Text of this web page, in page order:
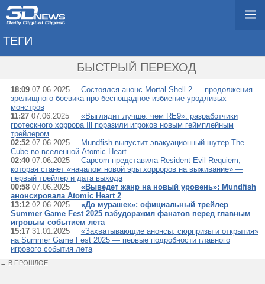
ТЕГИ
БЫСТРЫЙ ПЕРЕХОД
18:09 07.06.2025
Состоялся анонс Mortal Shell 2 — продолжения
зрелищного боевика про беспощадное избиение уродливых
монстров
11:27 07.06.2025
«Выглядит лучше, чем RE9»: разработчики
гротескного хоррора Ill поразили игроков новым геймплейным
трейлером
02:52 07.06.2025
Mundfish выпустит эвакуационный шутер The
Cube во вселенной Atomic Heart
02:40 07.06.2025
Capcom представила Resident Evil Requiem,
которая станет «началом новой эры хорроров на выживание» —
первый трейлер и дата выхода
00:58 07.06.2025
«Выведет жанр на новый уровень»: Mundfish
анонсировала Atomic Heart 2
13:12 02.06.2025
«До мурашек»: официальный трейлер
Summer Game Fest 2025 взбудоражил фанатов перед главным
игровым событием лета
15:17 31.01.2025
«Захватывающие анонсы, сюрпризы и открытия»
на Summer Game Fest 2025 — первые подробности главного
игрового события лета
← В ПРОШЛОЕ